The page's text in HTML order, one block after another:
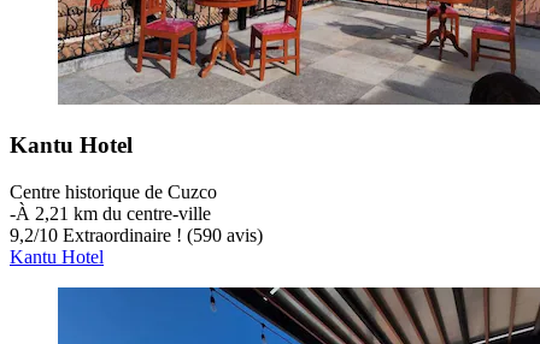
Kantu Hotel
Centre historique de Cuzco
‐À 2,21 km du centre-ville
9,2/10 Extraordinaire ! (590 avis)
Kantu Hotel